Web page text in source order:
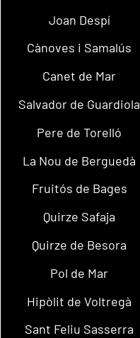
Joan Despí
Cànoves i Samalús
Canet de Mar
Salvador de Guardiola
Pere de Torelló
La Nou de Berguedà
Fruitós de Bages
Quirze Safaja
Quirze de Besora
Pol de Mar
Hipòlit de Voltregà
Sant Feliu Sasserra